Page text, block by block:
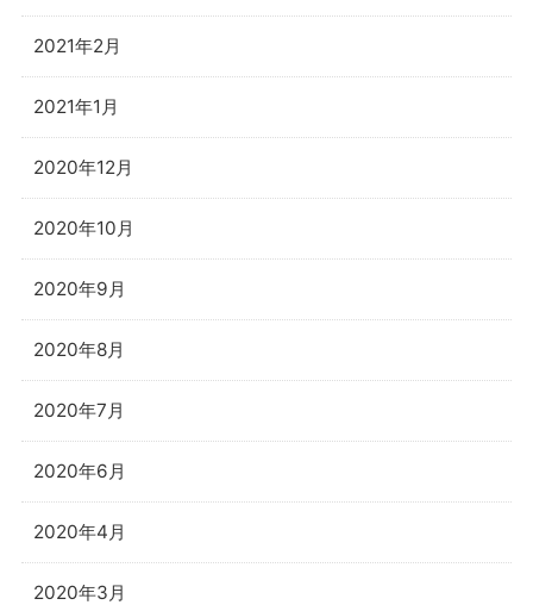
2021年2月
2021年1月
2020年12月
2020年10月
2020年9月
2020年8月
2020年7月
2020年6月
2020年4月
2020年3月